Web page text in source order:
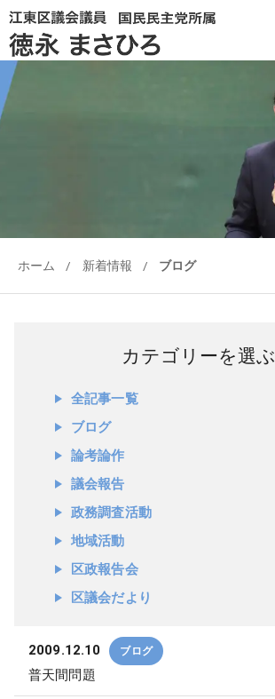
ホーム / 新着情報 / ブログ
カテゴリーを選ぶ
全記事一覧
ブログ
論考論作
議会報告
政務調査活動
地域活動
区政報告会
区議会だより
2009.12.10 ブログ
普天間問題